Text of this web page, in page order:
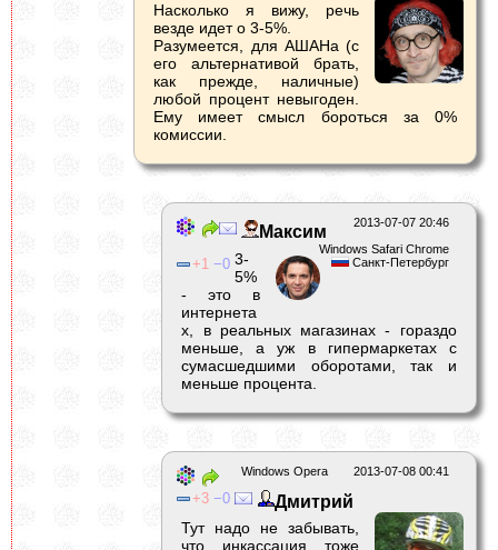
Насколько я вижу, речь
везде идет о 3-5%.
Разумеется, для АШАНа (с
его альтернативой брать,
как прежде, наличные)
любой процент невыгоден.
Ему имеет смысл бороться за 0%
комиссии.
2013-07-07 20:46
Windows Safari Chrome
Санкт-Петербург
1 0
Максим
3-
5%
- это в
интернета
х, в реальных магазинах - гораздо
меньше, а уж в гипермаркетах с
сумасшедшими оборотами, так и
меньше процента.
2013-07-08 00:41
Windows Opera
3 0 Дмитрий
Тут надо не забывать,
что инкассация тоже